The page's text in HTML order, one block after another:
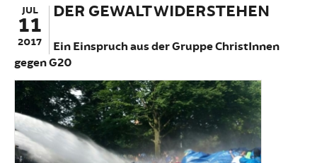
JUL
11
2017
DER GEWALT WIDERSTEHEN
Ein Einspruch aus der Gruppe ChristInnen
gegen G20